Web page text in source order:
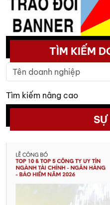
TÌM KIẾM
Tìm kiếm nâng cao
SỰ